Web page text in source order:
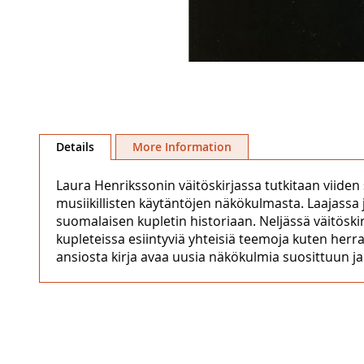
the
the
images
gallery
Details
Laura Henrikssonin väitöskirjassa tutkitaan
musiikillisten käytäntöjen näkökulmasta.
suomalaisen kupletin historiaan. Neljässä
kupleteissa esiintyviä yhteisiä teemoja kuten
ansiosta kirja avaa uusia näkökulmia suosittuun
More Information